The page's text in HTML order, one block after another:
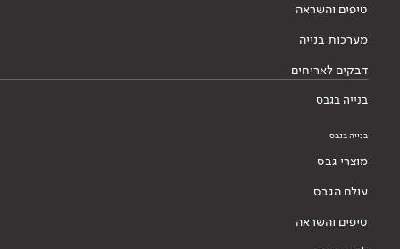
טיפים והשראה
מערכות בנייה
דבקים לאריחים
בנייה בגבס
בנייה בגבס
מוצרי גבס
עולם הגבס
טיפים והשראה